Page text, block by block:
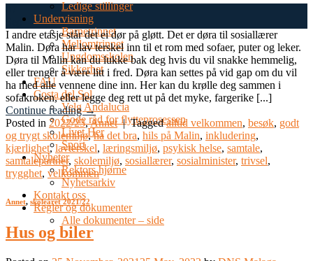
Ledige stillinger
Undervisning
Barnetrinnet
Mellomtrinnet
Ungdomsskolen
Sikkerhet
FAU
Costa del Sol
Velg Andalucia
Gode råd for flytteprosessen
Livet Her
Sport
Nyheter
Rektors hjørne
Nyhetsarkiv
Kontakt oss
Regler og dokumenter
Alle dokumenter – side
I andre etasje står det ei dør på gløtt. Det er døra til sosiallærer
Malin. Døra har lav terskel inn til et rom med sofaer, puter og leker.
Døra til Malin kan du lukke bak deg hvis du vil snakke hemmelig,
eller trenger å være litt i fred. Døra kan settes på vid gap om du vil
ha med alle vennene dine inn. Her kan du krølle deg sammen i
sofakroken, eller legge deg rett ut på det myke, fargerike [...]
Continue reading→
Posted in 2022/23,Annet | Taggedalltid velkommen, besøk, godt
og trygt skolemiljø,ha det bra, hils på Malin, inkludering,
kjærlighet,lavterskel, læringsmiljø, psykisk helse, samtale,
samtalepartner, skolemiljø, sosiallærer, sosialminister, trivsel,
trygghet, velkommen
Annet, skoleåret 2021/22
Hus og biler